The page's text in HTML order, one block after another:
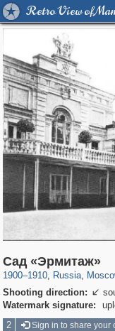
Retro View of
Сад «Эрмитаж»
1900–1910, Russia
1,406,489
,
319,780 8,286
Shooting direction: 
Watermark signature:
2
Sign in to share your